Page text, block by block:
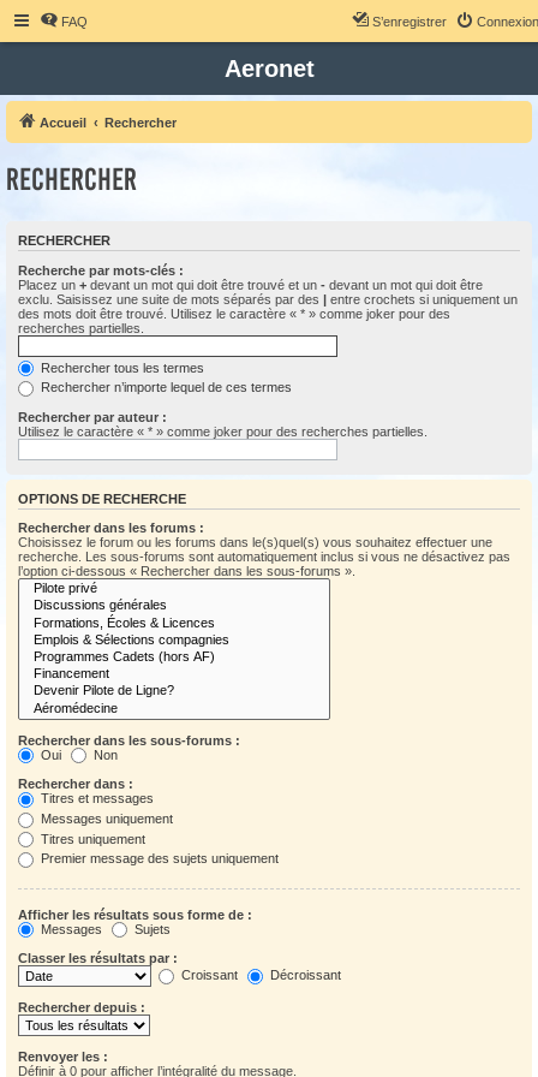
FAQ Connexion
S’enregistrer
Aeronet
Accueil Rechercher
Rechercher
RECHERCHER
Recherche par mots-clés :
Placez un + devant un mot qui doit être trouvé et un - devant un mot qui doit être
exclu. Saisissez une suite de mots séparés par des | entre crochets si uniquement un
des mots doit être trouvé. Utilisez le caractère « * » comme joker pour des
recherches partielles.
Rechercher tous les termes
Rechercher n’importe lequel de ces termes
Rechercher par auteur :
Utilisez le caractère « * » comme joker pour des recherches partielles.
OPTIONS DE RECHERCHE
Rechercher dans les forums :
Choisissez le forum ou les forums dans le(s)quel(s) vous souhaitez effectuer une
recherche. Les sous-forums sont automatiquement inclus si vous ne désactivez pas
l’option ci-dessous « Rechercher dans les sous-forums ».
Rechercher dans les sous-forums :
Oui
Non
Rechercher dans :
Titres et messages
Messages uniquement
Titres uniquement
Premier message des sujets uniquement
Afficher les résultats sous forme de :
Messages
Sujets
Classer les résultats par :
Croissant
Décroissant
Rechercher depuis :
Renvoyer les :
Définir à 0 pour afficher l’intégralité du message.